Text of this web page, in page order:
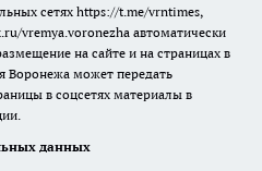
сетях https://t.me/vrntimes,
vremya.voronezha автоматически
на сайте и на страницах в
Воронежа может передать
в соцсетях материалы в
данных